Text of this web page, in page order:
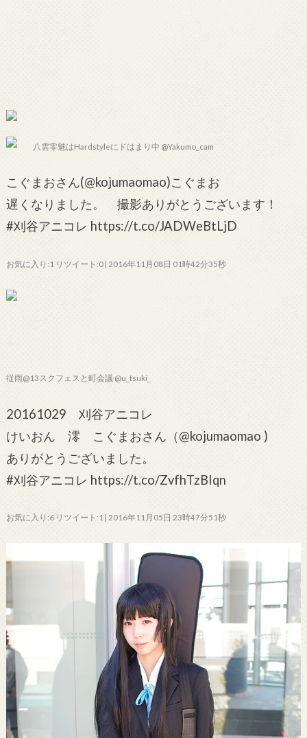
八雲零魅はHardstyleにドはまり中 @Yakumo_cam
こぐまおさん(@kojumaomao)こぐまお
遅くなりました。 撮影ありがとうございます！
#刈谷アニコレ https://t.co/JADWeBtLjD
お気に入り:1 リツイート:0 | 2016年11月08日 01時42分35秒
従雨@13スクフェスと町会議 @u_tsuki_
20161029 刈谷アニコレ
けいおん 澪 こぐまおさん（@kojumaomao )
ありがとうございました。
#刈谷アニコレ https://t.co/ZvfhTzBIqn
お気に入り:6 リツイート:1 | 2016年11月05日 23時47分51秒